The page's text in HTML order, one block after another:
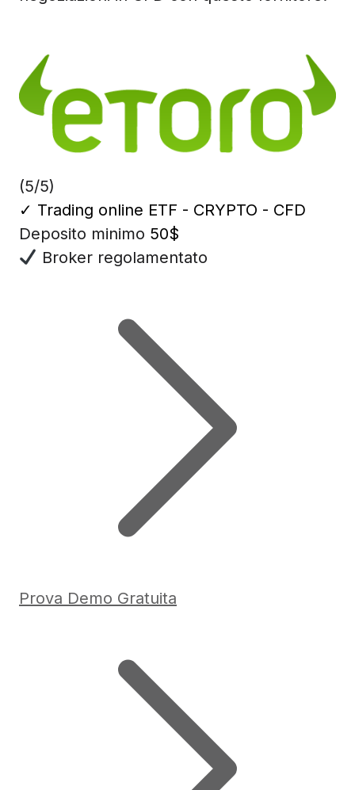
(5/5)
✓ Trading online ETF - CRYPTO - CFD
Deposito minimo 50$
Broker regolamentato
Prova Demo Gratuita